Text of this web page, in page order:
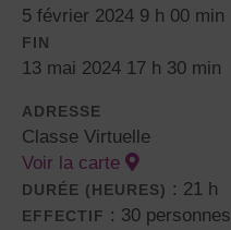
5 février 2024 9 h 00 min
FIN
13 mai 2024 17 h 30 min
ADRESSE
Classe Virtuelle
Voir la carte
DURÉE (HEURES) : 21 h
EFFECTIF : 30 personnes